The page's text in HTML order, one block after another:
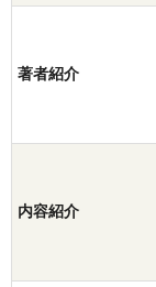
著者紹介
内容紹介